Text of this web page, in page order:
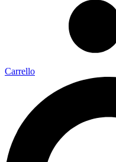
Carrello